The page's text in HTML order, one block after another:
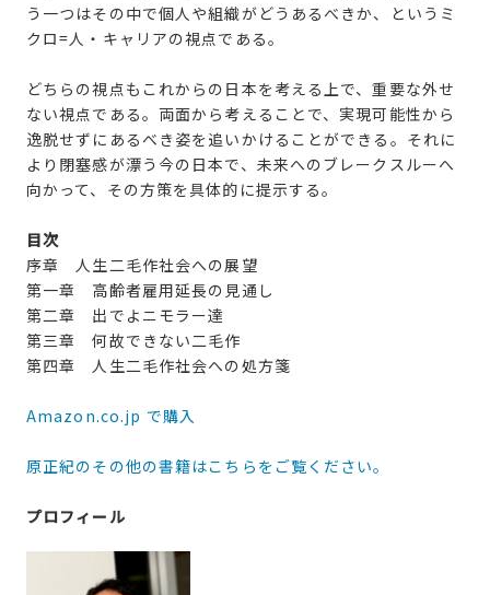
う一つはその中で個人や組織がどうあるべきか、というミ
クロ=人・キャリアの視点である。
どちらの視点もこれからの日本を考える上で、重要な外せ
ない視点である。両面から考えることで、実現可能性から
逸脱せずにあるべき姿を追いかけることができる。それに
より閉塞感が漂う今の日本で、未来へのブレークスルーへ
向かって、その方策を具体的に提示する。
目次
序章 人生二毛作社会への展望
第一章 高齢者雇用延長の見通し
第二章 出でよニモラー達
第三章 何故できない二毛作
第四章 人生二毛作社会への処方箋
Amazon.co.jp で購入
原正紀のその他の書籍はこちらをご覧ください。
プロフィール